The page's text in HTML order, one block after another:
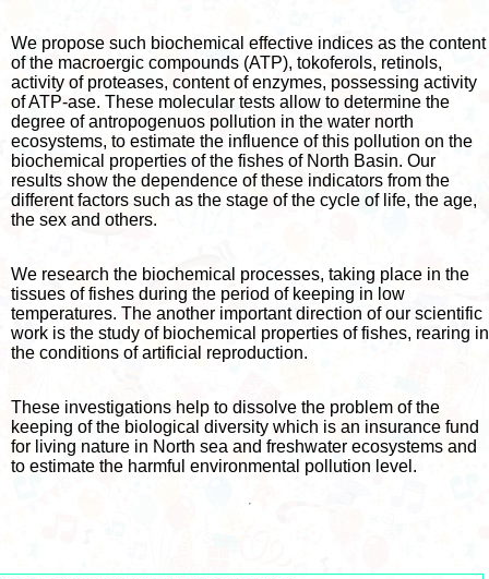
We propose such biochemical effective indices as the content
of the macroergic compounds (ATP), tokoferols, retinols,
activity of proteases, content of enzymes, possessing activity
of ATP-ase. These molecular tests allow to determine the
degree of antropogenuos pollution in the water north
ecosystems, to estimate the influence of this pollution on the
biochemical properties of the fishes of North Basin. Our
results show the dependence of these indicators from the
different factors such as the stage of the cycle of life, the age,
the sех and others.
We research the biochemical processes, taking place in the
tissues of fishes during the period of keeping in low
temperatures. The another important direction of our scientific
work is the study of biochemical properties of fishes, rearing in
the conditions of artificial reproduction.
These investigations help to dissolve the problem of the
keeping of the biological diversity which is an insurance fund
for living nature in North sea and freshwater ecosystems and
to estimate the harmful environmental pollution level.